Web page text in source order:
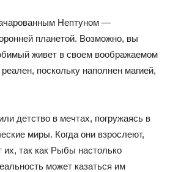
Нептуном —
планетой. Возможно, вы
живет в своем воображаемом
поскольку наполнен магией,
детство в мечтах, погружаясь в
миры. Когда они взрослеют,
их, так как Рыбы настолько
может казаться им